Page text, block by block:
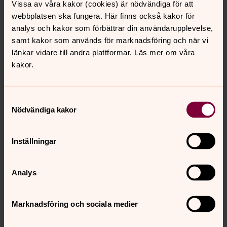
Vissa av våra kakor (cookies) är nödvändiga för att
webbplatsen ska fungera. Här finns också kakor för
analys och kakor som förbättrar din användarupplevelse,
samt kakor som används för marknadsföring och när vi
länkar vidare till andra plattformar. Läs mer om våra
kakor.
Nödvändiga kakor
Inställningar
Analys
Marknadsföring och sociala medier
lovsång och bön, med en blick mot framtiden i det liv
som levs nu.
Kållereds församling
kärlek leder mötet med de bofasta och de nyanlända. I
Centrumkyrkan och Livereds kapell (vid Livereds
Stensjöns församling vill vara en gemenskap kring Jesus.
Församlingslivets nav är söndagens högmässa klockan
angelägna samhällsfrågor. Och ett rikt musikliv i Stensjö-